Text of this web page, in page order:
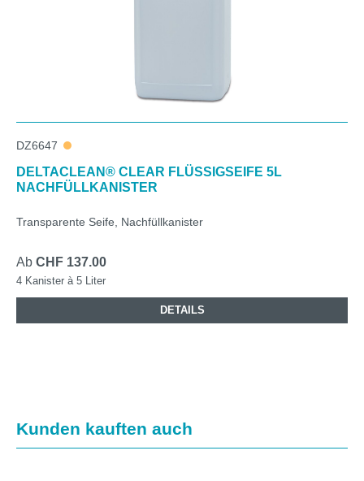
DZ6647
DELTACLEAN® CLEAR FLÜSSIGSEIFE 5L
NACHFÜLLKANISTER
Transparente Seife, Nachfüllkanister
Ab CHF 137.00
4 Kanister à 5 Liter
DETAILS
Produktgalerie überspringen
Kunden kauften auch